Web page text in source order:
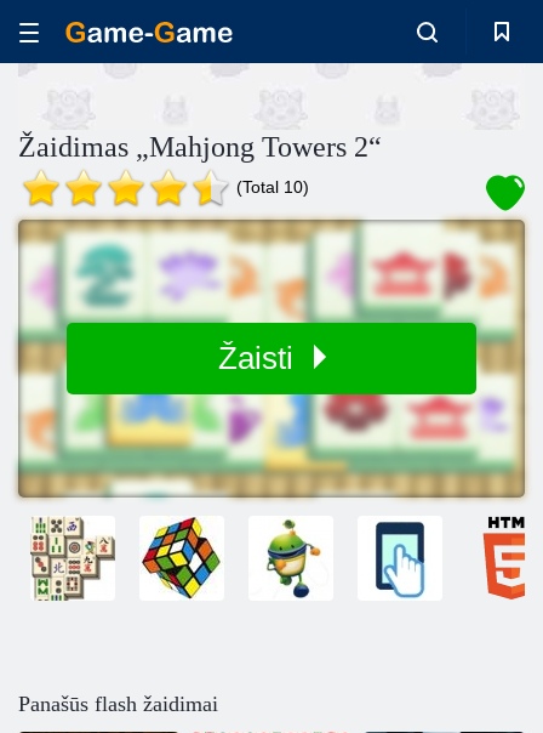
Žaidimas „Mahjong Towers 2“
(Total 10)
Žaisti
Panašūs flash žaidimai